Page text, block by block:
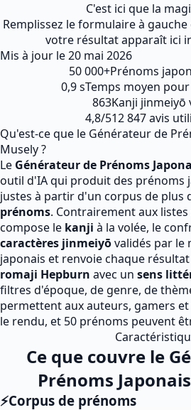
C'est ici que la
Remplissez le formulaire à
votre résultat apparaît ici
Mis à jour le20 mai 2026
50 000+Prénoms
0,9 sTemps moyen
863Kanji jinmeiyō
4,8/512 847 avis
Qu'est-ce que le Générateur de
Musely ?
Le Générateur de Prénoms
outil d'IA qui produit des prénoms
justes à partir d'un corpus de plus
prénoms. Contrairement aux
compose le kanji à la volée, le
caractères jinmeiyōvalidés par le
japonais et renvoie chaque
romaji Hepburn avec un sens
filtres d'époque, de genre, de
permettent aux auteurs, gamers
le rendu, et 50 prénoms peuvent
Ce que couvre le
Prénoms
⚡Corpus de prénoms